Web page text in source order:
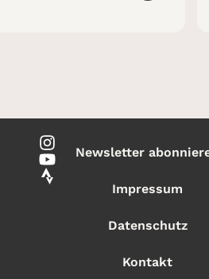
Newsletter
Impressum
Datenschutz
Kontakt